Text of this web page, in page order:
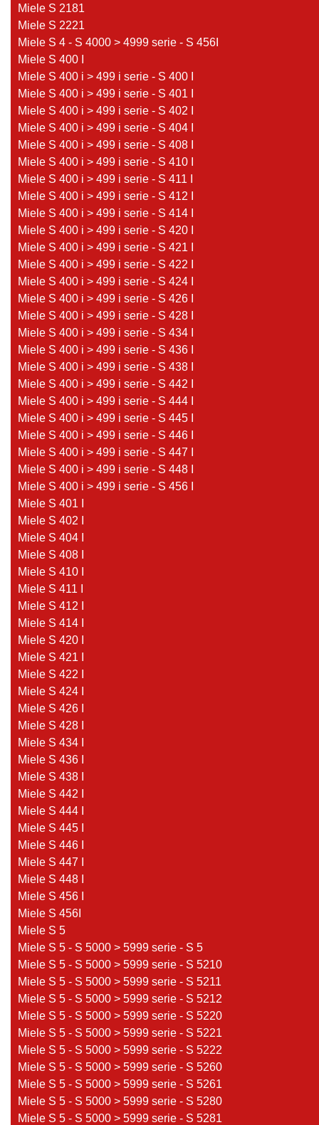
Miele S 2181
Miele S 2221
Miele S 4 - S 4000 > 4999 serie - S 456I
Miele S 400 I
Miele S 400 i > 499 i serie - S 400 I
Miele S 400 i > 499 i serie - S 401 I
Miele S 400 i > 499 i serie - S 402 I
Miele S 400 i > 499 i serie - S 404 I
Miele S 400 i > 499 i serie - S 408 I
Miele S 400 i > 499 i serie - S 410 I
Miele S 400 i > 499 i serie - S 411 I
Miele S 400 i > 499 i serie - S 412 I
Miele S 400 i > 499 i serie - S 414 I
Miele S 400 i > 499 i serie - S 420 I
Miele S 400 i > 499 i serie - S 421 I
Miele S 400 i > 499 i serie - S 422 I
Miele S 400 i > 499 i serie - S 424 I
Miele S 400 i > 499 i serie - S 426 I
Miele S 400 i > 499 i serie - S 428 I
Miele S 400 i > 499 i serie - S 434 I
Miele S 400 i > 499 i serie - S 436 I
Miele S 400 i > 499 i serie - S 438 I
Miele S 400 i > 499 i serie - S 442 I
Miele S 400 i > 499 i serie - S 444 I
Miele S 400 i > 499 i serie - S 445 I
Miele S 400 i > 499 i serie - S 446 I
Miele S 400 i > 499 i serie - S 447 I
Miele S 400 i > 499 i serie - S 448 I
Miele S 400 i > 499 i serie - S 456 I
Miele S 401 I
Miele S 402 I
Miele S 404 I
Miele S 408 I
Miele S 410 I
Miele S 411 I
Miele S 412 I
Miele S 414 I
Miele S 420 I
Miele S 421 I
Miele S 422 I
Miele S 424 I
Miele S 426 I
Miele S 428 I
Miele S 434 I
Miele S 436 I
Miele S 438 I
Miele S 442 I
Miele S 444 I
Miele S 445 I
Miele S 446 I
Miele S 447 I
Miele S 448 I
Miele S 456 I
Miele S 456I
Miele S 5
Miele S 5 - S 5000 > 5999 serie - S 5
Miele S 5 - S 5000 > 5999 serie - S 5210
Miele S 5 - S 5000 > 5999 serie - S 5211
Miele S 5 - S 5000 > 5999 serie - S 5212
Miele S 5 - S 5000 > 5999 serie - S 5220
Miele S 5 - S 5000 > 5999 serie - S 5221
Miele S 5 - S 5000 > 5999 serie - S 5222
Miele S 5 - S 5000 > 5999 serie - S 5260
Miele S 5 - S 5000 > 5999 serie - S 5261
Miele S 5 - S 5000 > 5999 serie - S 5280
Miele S 5 - S 5000 > 5999 serie - S 5281